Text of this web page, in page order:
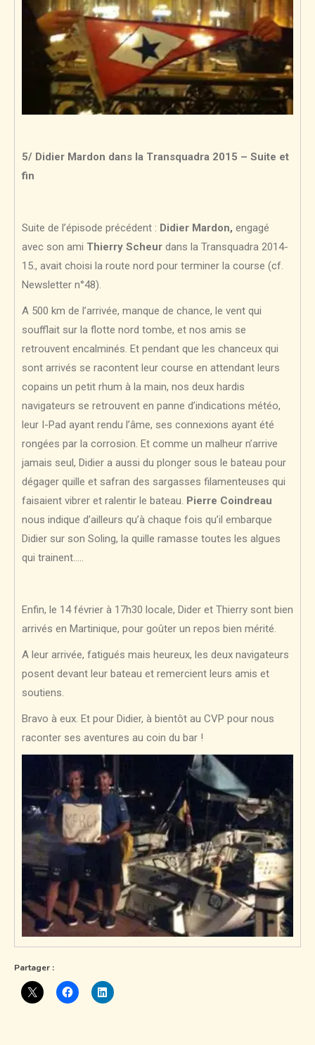
5/ Didier Mardon dans la Transquadra 2015 – Suite et
fin
Suite de l’épisode précédent : Didier Mardon, engagé
avec son ami Thierry Scheur dans la Transquadra 2014-
15., avait choisi la route nord pour terminer la course (cf.
Newsletter n°48).
A 500 km de l’arrivée, manque de chance, le vent qui
soufflait sur la flotte nord tombe, et nos amis se
retrouvent encalminés. Et pendant que les chanceux qui
sont arrivés se racontent leur course en attendant leurs
copains un petit rhum à la main, nos deux hardis
navigateurs se retrouvent en panne d’indications météo,
leur I-Pad ayant rendu l’âme, ses connexions ayant été
rongées par la corrosion. Et comme un malheur n’arrive
jamais seul, Didier a aussi du plonger sous le bateau pour
dégager quille et safran des sargasses filamenteuses qui
faisaient vibrer et ralentir le bateau. Pierre Coindreau
nous indique d’ailleurs qu’à chaque fois qu’il embarque
Didier sur son Soling, la quille ramasse toutes les algues
qui trainent…..
Enfin, le 14 février à 17h30 locale, Dider et Thierry sont bien
arrivés en Martinique, pour goûter un repos bien mérité.
A leur arrivée, fatigués mais heureux, les deux navigateurs
posent devant leur bateau et remercient leurs amis et
soutiens.
Bravo à eux. Et pour Didier, à bientôt au CVP pour nous
raconter ses aventures au coin du bar !
Partager :